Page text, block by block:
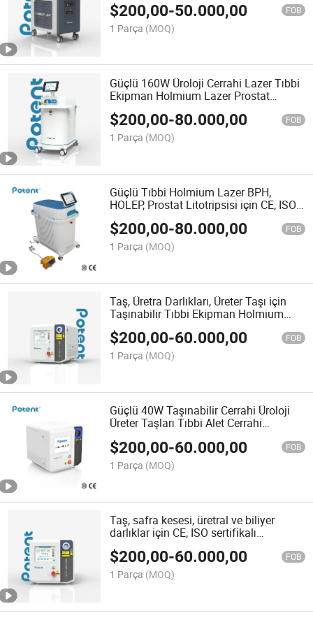
Prostat Enükleasyonu
$200,00-50.000,00 FOB
1 Parça (MOQ)
Güçlü 160W Üroloji Cerrahi Lazer Tıbbi
Ekipman Holmium Lazer Prostat
Ablasyonu Buharlaştırma Holap
$200,00-80.000,00 FOB
1 Parça (MOQ)
Güçlü Tıbbi Holmium Lazer BPH,
HOLEP, Prostat Litotripsisi için CE, ISO
100/120 Watt
$200,00-80.000,00 FOB
1 Parça (MOQ)
Taş, Üretra Darlıkları, Üreter Taşı için
Taşınabilir Tıbbi Ekipman Holmium
Lazer, CE, ISO, XP-40 Watt
$200,00-60.000,00 FOB
1 Parça (MOQ)
Güçlü 40W Taşınabilir Cerrahi Üroloji
Üreter Taşları Tıbbi Alet Cerrahi
$200,00-60.000,00 FOB
1 Parça (MOQ)
Taş, safra kesesi, üretral ve biliyer
darlıklar için CE, ISO sertifikalı
taşınabilir XP40 Watt Holmium Lazer
ile Potent Tıbbi Cerrahi Aletler
$200,00-60.000,00 FOB
1 Parça (MOQ)